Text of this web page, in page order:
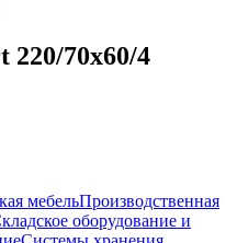
220/70х60/4
мебельПроизводственная
оборудование и